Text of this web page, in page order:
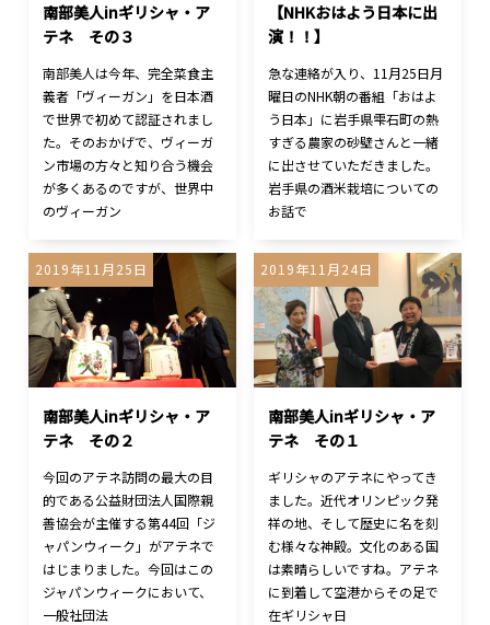
南部美人inギリシャ・ア
テネ その３
南部美人は今年、完全菜食主
義者「ヴィーガン」を日本酒
で世界で初めて認証されまし
た。そのおかげで、ヴィーガ
ン市場の方々と知り合う機会
が多くあるのですが、世界中
のヴィーガン
【NHKおはよう日本に出
演！！】
急な連絡が入り、11月25日月
曜日のNHK朝の番組「おはよ
う日本」に岩手県雫石町の熱
すぎる農家の砂壁さんと一緒
に出させていただきました。
岩手県の酒米栽培についての
お話で
2019年11月25日
南部美人inギリシャ・ア
テネ その２
今回のアテネ訪問の最大の目
的である公益財団法人国際親
善協会が主催する第44回「ジ
ャパンウィーク」がアテネで
はじまりました。今回はこの
ジャパンウィークにおいて、
一般社団法
2019年11月24日
南部美人inギリシャ・ア
テネ その１
ギリシャのアテネにやってき
ました。近代オリンピック発
祥の地、そして歴史に名を刻
む様々な神殿。文化のある国
は素晴らしいですね。アテネ
に到着して空港からその足で
在ギリシャ日